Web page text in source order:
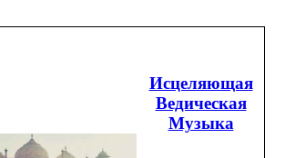
Исцеляющая
Ведическая
Музыка